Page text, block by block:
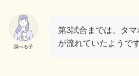
調べる子
第3試合までは、タマ
が流れていたようです